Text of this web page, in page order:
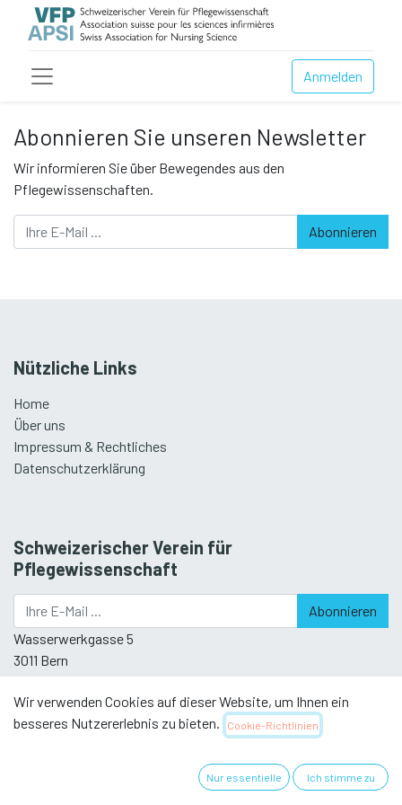
Anmelden
Abonnieren Sie unseren Newsletter
Wir informieren Sie über Bewegendes aus den
Pflegewissenschaften.
Abonnieren
Nützliche Links
Home
Über uns
Impressum & Rechtliches
Datenschutzerklärung
Schweizerischer Verein für
Pflegewissenschaft
Abonnieren
Wasserwerkgasse 5
3011 Bern
Wir verwenden Cookies auf dieser Website, um Ihnen ein
besseres Nutzererlebnis zu bieten.
Cookie-Richtlinien
Nur essentielle Ich stimme zu